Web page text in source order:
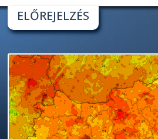
ELŐREJELZÉS